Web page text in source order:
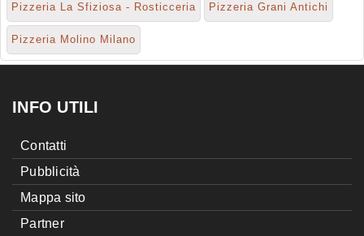
Pizzeria La Sfiziosa - Rosticceria Pizzeria Grani Antichi
Pizzeria Molino Milano
INFO UTILI
Contatti
Pubblicità
Mappa sito
Partner